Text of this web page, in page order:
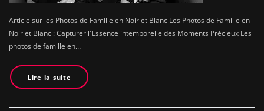
Article sur les Photos de Famille en Noir et Blanc Les Photos de Famille en
Noir et Blanc : Capturer l'Essence intemporelle des Moments Précieux Les
photos de famille en…
Lire la suite